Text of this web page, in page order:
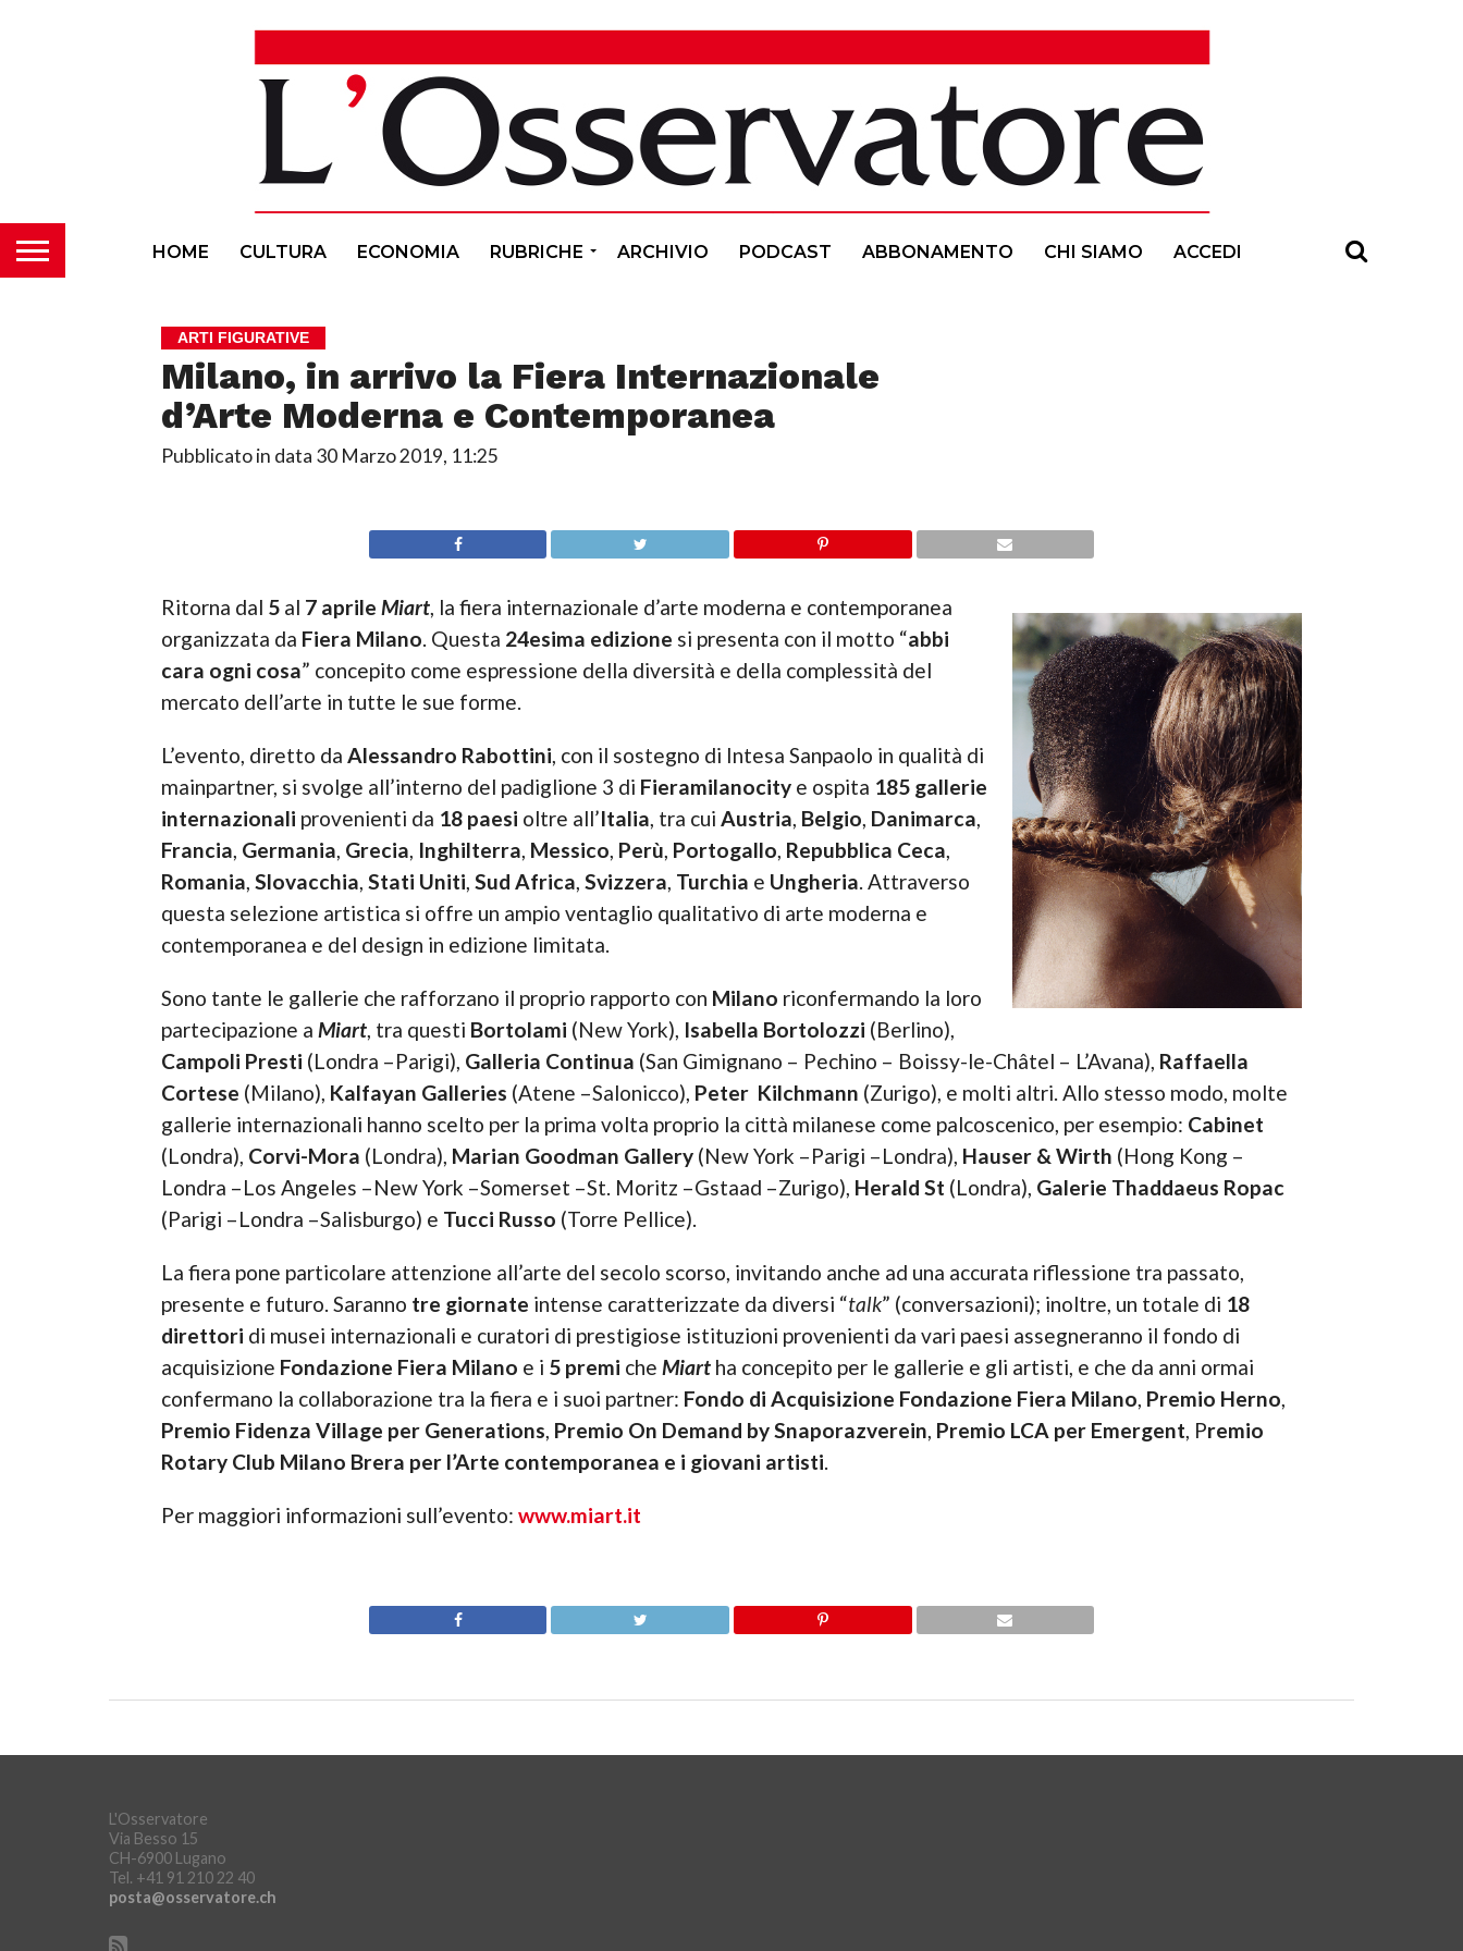
HOME CULTURA ECONOMIA RUBRICHE ARCHIVIO PODCAST ABBONAMENTO CHI SIAMO ACCEDI
ARTI FIGURATIVE
Milano, in arrivo la Fiera Internazionale
d’Arte Moderna e Contemporanea
Pubblicato in data 30 Marzo 2019, 11:25
Ritorna dal 5al 7 aprile Miart, la fiera internazionale d’arte moderna e contemporanea
organizzata da Fiera Milano. Questa 24esima edizione si presenta con il motto “abbi
cara ogni cosa” concepito come espressione della diversità e della complessità del
mercato dell’arte in tutte le sue forme.
L’evento, diretto da Alessandro Rabottini, con il sostegno di Intesa Sanpaolo in qualità di
mainpartner, si svolge all’interno del padiglione 3 di Fieramilanocitye ospita 185 gallerie
internazionali provenienti da 18 paesi oltre all’Italia, tra cui Austria, Belgio, Danimarca,
Francia, Germania, Grecia, Inghilterra, Messico, Perù, Portogallo, Repubblica Ceca,
Romania, Slovacchia, Stati Uniti, Sud Africa, Svizzera, Turchia e Ungheria. Attraverso
questa selezione artistica si offre un ampio ventaglio qualitativo di arte moderna e
contemporanea e del design in edizione limitata.
Sono tante le gallerie che rafforzano il proprio rapporto con Milano riconfermando la loro
partecipazione a Miart, tra questi Bortolami (New York), Isabella Bortolozzi (Berlino),
Campoli Presti (Londra –Parigi), Galleria Continua (San Gimignano – Pechino – Boissy-le-Châtel – L’Avana), Raffaella
Cortese (Milano), Kalfayan Galleries (Atene –Salonicco), Peter Kilchmann (Zurigo), e molti altri. Allo stesso modo, molte
gallerie internazionali hanno scelto per la prima volta proprio la città milanese come palcoscenico, per esempio: Cabinet
(Londra), Corvi-Mora (Londra), Marian Goodman Gallery(New York –Parigi –Londra), Hauser & Wirth (Hong Kong –
Londra –Los Angeles –New York –Somerset –St. Moritz –Gstaad –Zurigo), Herald St (Londra), Galerie Thaddaeus Ropac
(Parigi –Londra –Salisburgo) e Tucci Russo (Torre Pellice).
La fiera pone particolare attenzione all’arte del secolo scorso, invitando anche ad una accurata riflessione tra passato,
presente e futuro. Saranno tre giornate intense caratterizzate da diversi “talk” (conversazioni); inoltre, un totale di 18
direttori di musei internazionali e curatori di prestigiose istituzioni provenienti da vari paesi assegneranno il fondo di
acquisizione Fondazione Fiera Milano e i 5 premi che Miart ha concepito per le gallerie e gli artisti, e che da anni ormai
confermano la collaborazione tra la fiera e i suoi partner: Fondo di Acquisizione Fondazione Fiera Milano, Premio Herno,
Premio Fidenza Village per Generations, Premio On Demand by Snaporazverein, Premio LCA per Emergent, Premio
Rotary Club Milano Brera per l’Arte contemporanea e i giovani artisti.
Per maggiori informazioni sull’evento: www.miart.it
L'Osservatore
Via Besso 15
CH-6900 Lugano
Tel. +41 91 210 22 40
posta@osservatore.ch